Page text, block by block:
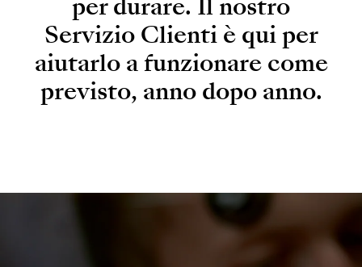
per durare. Il nostro
Servizio Clienti è qui per
aiutarlo a funzionare come
previsto, anno dopo anno.